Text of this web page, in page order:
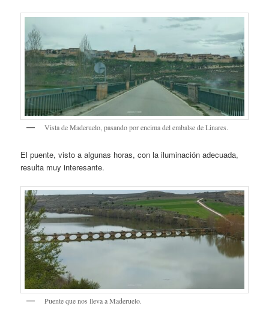
Vista de Maderuelo, pasando por encima del embalse de Linares.
El puente, visto a algunas horas, con la iluminación adecuada,
resulta muy interesante.
Puente que nos lleva a Maderuelo.